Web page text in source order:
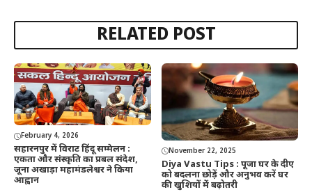
RELATED POST
February 4, 2026
सहारनपुर में विराट हिंदू सम्मेलन :
एकता और संस्कृति का प्रबल संदेश,
जूना अखाड़ा महामंडलेश्वर ने किया
आह्वान
November 22, 2025
Diya Vastu Tips : पूजा घर के दीए
को बदलना छोड़ें और अनुभव करें घर
की खुशियों में बढ़ोतरी